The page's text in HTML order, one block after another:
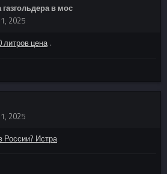
газгольдера в мос
2025
литров цена.
2025
России? Истра